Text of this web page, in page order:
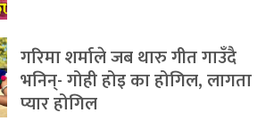
गरिमा शर्माले जब थारु गीत गाउँदै
भनिन्- गोही होइ का होगिल, लागता
प्यार होगिल